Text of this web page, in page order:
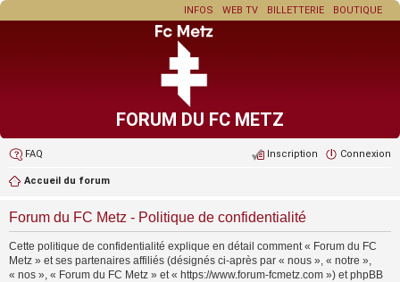
BOUTIQUE
BILLETTERIE
WEB TV
INFOS
FORUM DU FC METZ
FAQ Connexion
Inscription
Accueil du forum
Forum du FC Metz - Politique de confidentialité
Cette politique de confidentialité explique en détail comment « Forum du FC
Metz » et ses partenaires affiliés (désignés ci-après par « nous », « notre »,
« nos », « Forum du FC Metz » et « https://www.forum-fcmetz.com ») et phpBB